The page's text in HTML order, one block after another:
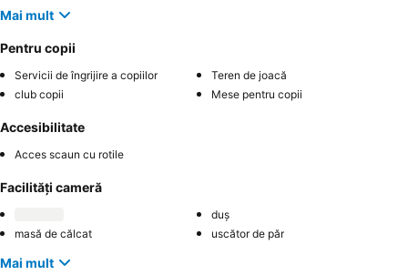
Mai mult
Pentru copii
Servicii de îngrijire a copiilor
Teren de joacă
club copii
Mese pentru copii
Accesibilitate
Acces scaun cu rotile
Facilități cameră
duș
masă de călcat
uscător de păr
Mai mult